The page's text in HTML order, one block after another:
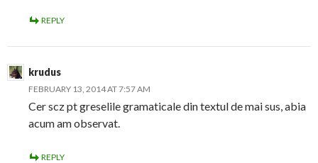
REPLY
krudus
FEBRUARY 13, 2014 AT 7:57 AM
Cer scz pt greselile gramaticale din textul de mai sus, abia
acum am observat.
REPLY